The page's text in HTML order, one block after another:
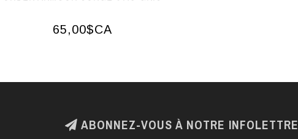
65,00$CA
ABONNEZ-VOUS À NOTRE INFOLETTRE